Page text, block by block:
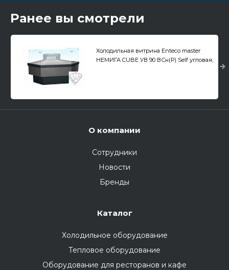
Ранее вы смотрели
Холодильная витрина Enteco master
НЕМИГА CUBE УВ 90 ВСн(Р) Self угловая,
О компании
Сотрудники
Новости
Бренды
Каталог
Холодильное оборудование
Тепловое оборудование
Оборудование для ресторанов и кафе